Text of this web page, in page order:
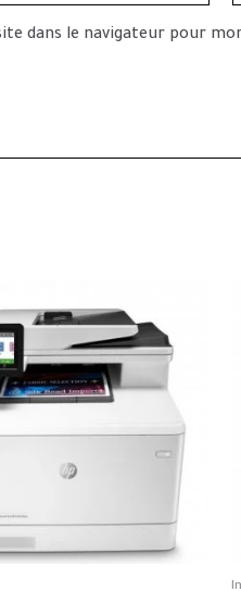
dans le navigateur pour